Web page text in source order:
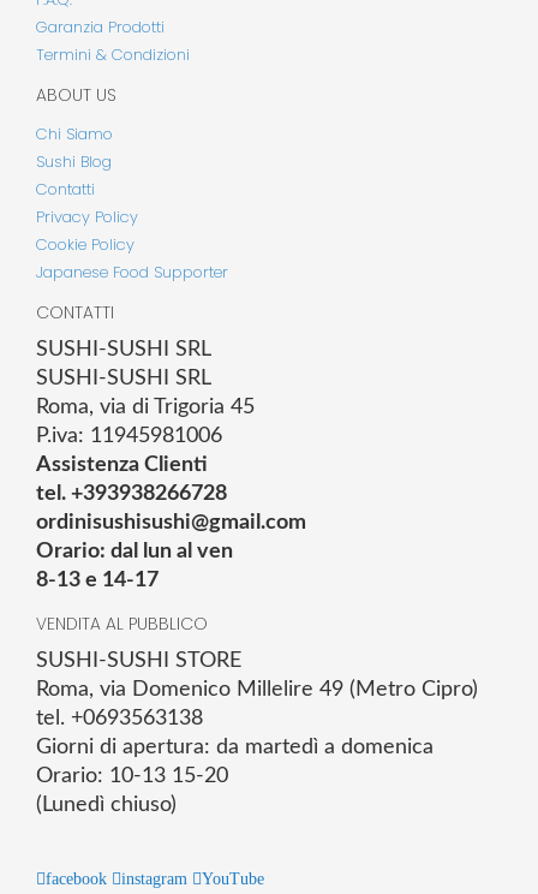
Garanzia Prodotti
Termini & Condizioni
ABOUT US
Chi Siamo
Sushi Blog
Contatti
Privacy Policy
Cookie Policy
Japanese Food Supporter
CONTATTI
SUSHI-SUSHI SRL
SUSHI-SUSHI SRL
Roma, via di Trigoria 45
P.iva: 11945981006
Assistenza Clienti
tel. +393938266728
ordinisushisushi@gmail.com
Orario: dal lun al ven
8-13 e 14-17
VENDITA AL PUBBLICO
SUSHI-SUSHI STORE
Roma, via Domenico Millelire 49 (Metro Cipro)
tel. +0693563138
Giorni di apertura: da martedì a domenica
Orario: 10-13 15-20
(Lunedì chiuso)
facebook instagram YouTube